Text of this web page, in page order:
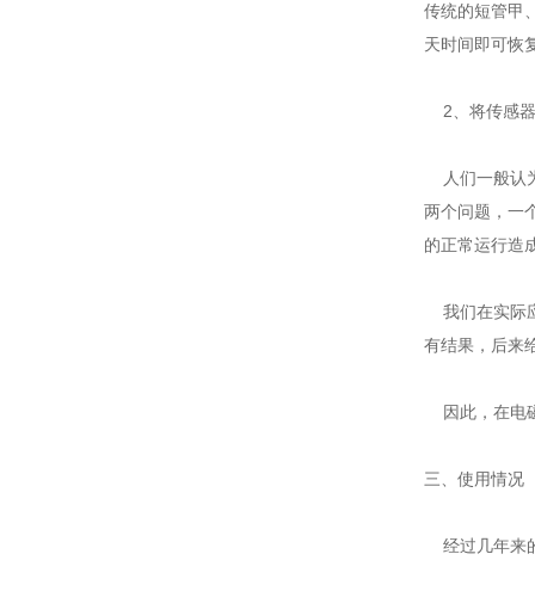
传统的短管甲
天时间即可恢
2、将传感器
人们一般认
两个问题，一
的正常运行造
我们在实际
有结果，后来
因此，在电
三、使用情况
经过几年来